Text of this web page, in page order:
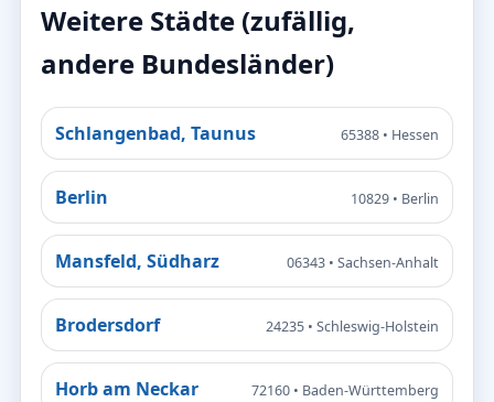
Weitere Städte (zufällig,
andere Bundesländer)
Schlangenbad, Taunus 65388 • Hessen
Berlin 10829 • Berlin
Mansfeld, Südharz 06343 • Sachsen-Anhalt
Brodersdorf 24235 • Schleswig-Holstein
Horb am Neckar 72160 • Baden-Württemberg